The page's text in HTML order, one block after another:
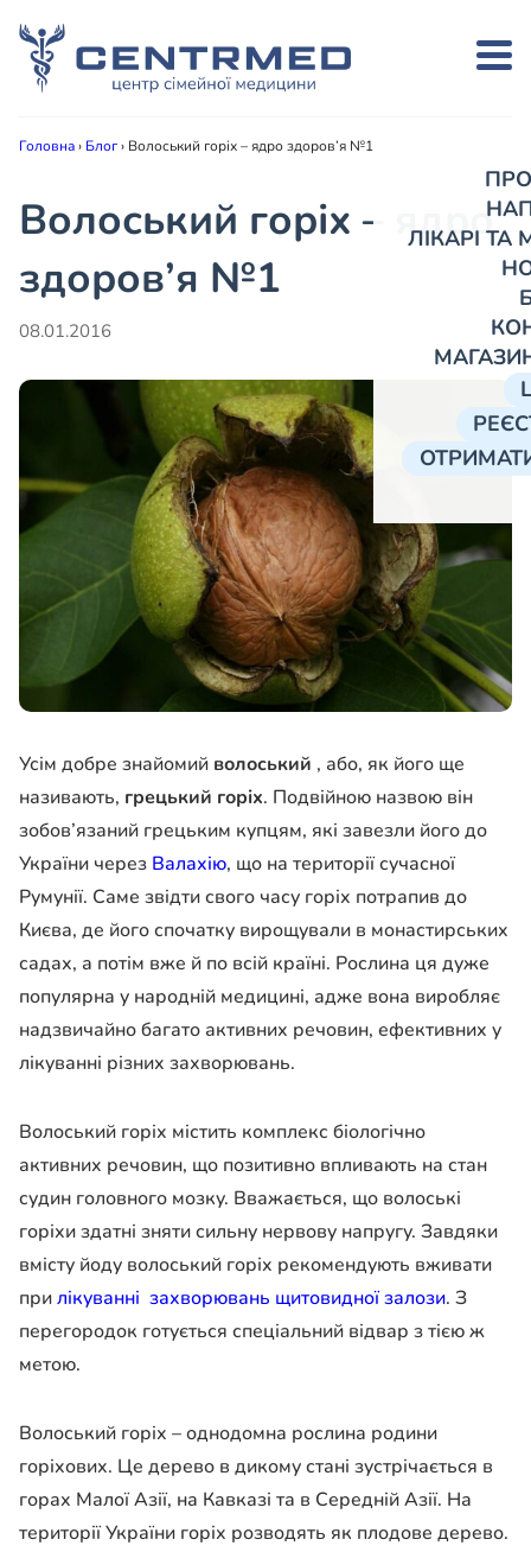
ЛІКАРІ
Головна› Блог› Волоський горіх – ядро здоров’я №1
Волоський горіх – ядро
здоров’я №1
08.01.2016
Усім добре знайомий волоський , або, як його ще
називають, грецький горіх. Подвійною назвою він
зобов’язаний грецьким купцям, які завезли його до
України через Валахію, що на території сучасної
Румунії. Саме звідти свого часу горіх потрапив до
Києва, де його спочатку вирощували в монастирських
садах, а потім вже й по всій країні. Рослина ця дуже
популярна у народній медицині, адже вона виробляє
надзвичайно багато активних речовин, ефективних у
лікуванні різних захворювань.
Волоський горіх містить комплекс біологічно
активних речовин, що позитивно впливають на стан
судин головного мозку. Вважається, що волоські
горіхи здатні зняти сильну нервову напругу. Завдяки
вмісту йоду волоський горіх рекомендують вживати
прилікуванні захворювань щитовидної залози. З
перегородок готується спеціальний відвар з тією ж
метою.
Волоський горіх – однодомна рослина родини
горіхових. Це дерево в дикому стані зустрічається в
горах Малої Азії, на Кавказі та в Середній Азії. На
території України горіх розводять як плодове дерево.